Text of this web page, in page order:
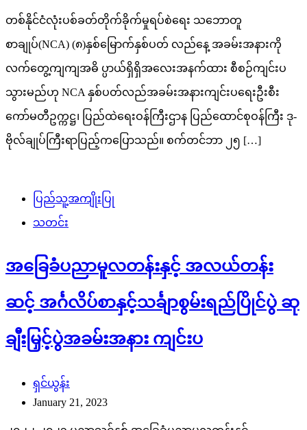
တစ်နိုင်ငံလုံးပစ်ခတ်တိုက်ခိုက်မှုရပ်စဲရေး သဘောတူ
စာချုပ်(NCA) (၈)နှစ်မြောက်နှစ်ပတ် လည်နေ့ အခမ်းအနားကို
လက်တွေ့ကျကျအဓိ ပ္ပာယ်ရှိရှိအလေးအနက်ထား စီစဉ်ကျင်းပ
သွားမည်ဟု NCA နှစ်ပတ်လည်အခမ်းအနားကျင်းပရေးဦးစီး
ကော်မတီဥက္ကဋ္ဌ၊ ပြည်ထဲရေးဝန်ကြီးဌာန ပြည်ထောင်စုဝန်ကြီး ဒု-
ဗိုလ်ချုပ်ကြီးရာပြည့်ကပြောသည်။ စက်တင်ဘာ ၂၅ […]
ပြည်သူ့အကျိုးပြု
သတင်း
အခြေခံပညာမူလတန်းနှင့် အလယ်တန်း
ဆင့် အင်္ဂလိပ်စာနှင့်သင်္ချာစွမ်းရည်ပြိုင်ပွဲ ဆု
ချီးမြှင့်ပွဲအခမ်းအနား ကျင်းပ
ရှင်ယွန်း
January 21, 2023